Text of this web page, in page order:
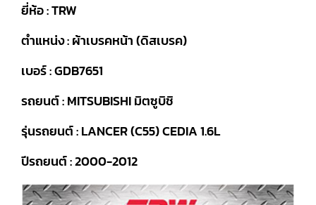
ยี่ห้อ : TRW
ตำแหน่ง : ผ้าเบรคหน้า (ดิสเบรค)
เบอร์ : GDB7651
รถยนต์ : MITSUBISHI มิตซูบิชิ
รุ่นรถยนต์ : LANCER (C55) CEDIA 1.6L
ปีรถยนต์ : 2000-2012